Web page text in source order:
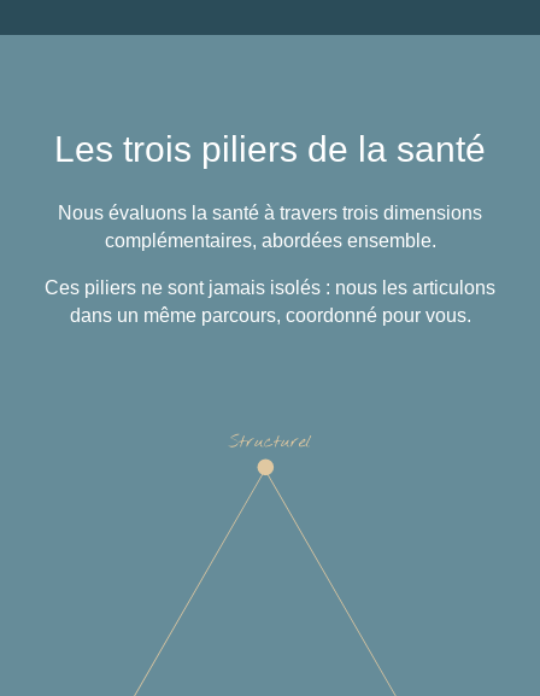
Les trois piliers de la santé
Nous évaluons la santé à travers trois dimensions
complémentaires, abordées ensemble.
Ces piliers ne sont jamais isolés : nous les articulons
dans un même parcours, coordonné pour vous.